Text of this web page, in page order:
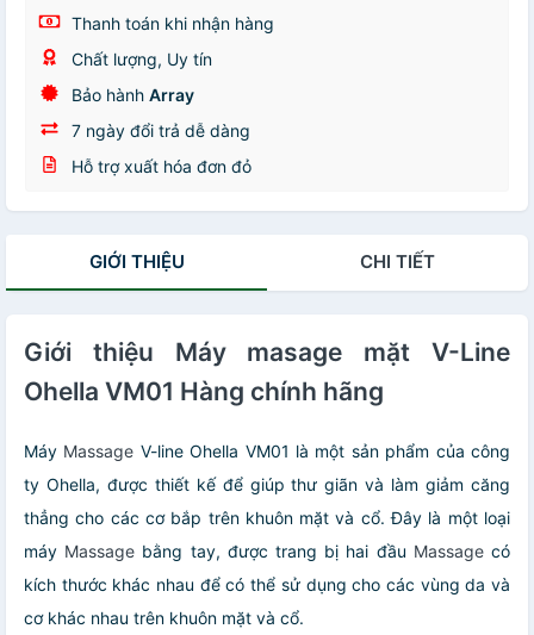
Thanh toán khi nhận hàng
Chất lượng, Uy tín
Bảo hành Array
7 ngày đổi trả dễ dàng
Hỗ trợ xuất hóa đơn đỏ
GIỚI THIỆU CHI TIẾT
Giới thiệu Máy masage mặt V-Line
Ohella VM01 Hàng chính hãng
Máy Massage V-line Ohella VM01 là một sản phẩm của công
ty Ohella, được thiết kế để giúp thư giãn và làm giảm căng
thẳng cho các cơ bắp trên khuôn mặt và cổ. Đây là một loại
máy Massage bằng tay, được trang bị hai đầu Massagecó
kích thước khác nhau để có thể sử dụng cho các vùng da và
cơ khác nhau trên khuôn mặt và cổ.